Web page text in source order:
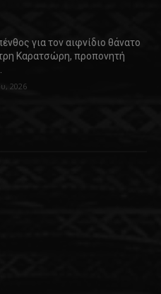
για τον αιφνίδιο θάνατο
Καρατσώρη, προπονητή
2026